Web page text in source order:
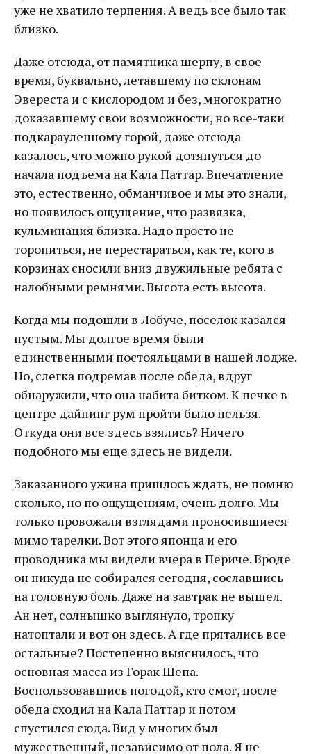
уже не хватило терпения. А ведь все было так
близко.
Даже отсюда, от памятника шерпу, в свое
время, буквально, летавшему по склонам
Эвереста и с кислородом и без, многократно
доказавшему свои возможности, но все-таки
подкарауленному горой, даже отсюда
казалось, что можно рукой дотянуться до
начала подъема на Кала Паттар. Впечатление
это, естественно, обманчивое и мы это знали,
но появилось ощущение, что развязка,
кульминация близка. Надо просто не
торопиться, не перестараться, как те, кого в
корзинах сносили вниз двужильные ребята с
налобными ремнями. Высота есть высота.
Когда мы подошли в Лобуче, поселок казался
пустым. Мы долгое время были
единственными постояльцами в нашей лодже.
Но, слегка подремав после обеда, вдруг
обнаружили, что она набита битком. К печке в
центре дайнинг рум пройти было нельзя.
Откуда они все здесь взялись? Ничего
подобного мы еще здесь не видели.
Заказанного ужина пришлось ждать, не помню
сколько, но по ощущениям, очень долго. Мы
только провожали взглядами проносившиеся
мимо тарелки. Вот этого японца и его
проводника мы видели вчера в Периче. Вроде
он никуда не собирался сегодня, сославшись
на головную боль. Даже на завтрак не вышел.
Ан нет, солнышко выглянуло, тропку
натоптали и вот он здесь. А где прятались все
остальные? Постепенно выяснилось, что
основная масса из Горак Шепа.
Воспользовавшись погодой, кто смог, после
обеда сходил на Кала Паттар и потом
спустился сюда. Вид у многих был
мужественный, независимо от пола. Я не